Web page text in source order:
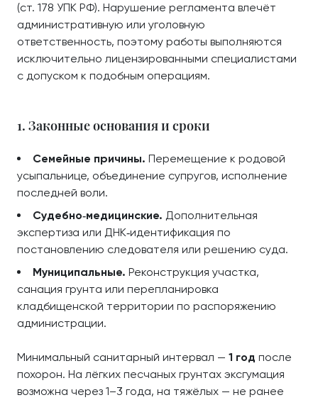
(ст. 178 УПК РФ). Нарушение регламента влечёт
административную или уголовную
ответственность, поэтому работы выполняются
исключительно лицензированными специалистами
с допуском к подобным операциям.
1. Законные основания и сроки
Семейные причины. Перемещение к родовой
усыпальнице, объединение супругов, исполнение
последней воли.
Судебно‑медицинские. Дополнительная
экспертиза или ДНК‑идентификация по
постановлению следователя или решению суда.
Муниципальные. Реконструкция участка,
санация грунта или перепланировка
кладбищенской территории по распоряжению
администрации.
Минимальный санитарный интервал — 1 год после
похорон. На лёгких песчаных грунтах эксгумация
возможна через 1–3 года, на тяжёлых — не ранее